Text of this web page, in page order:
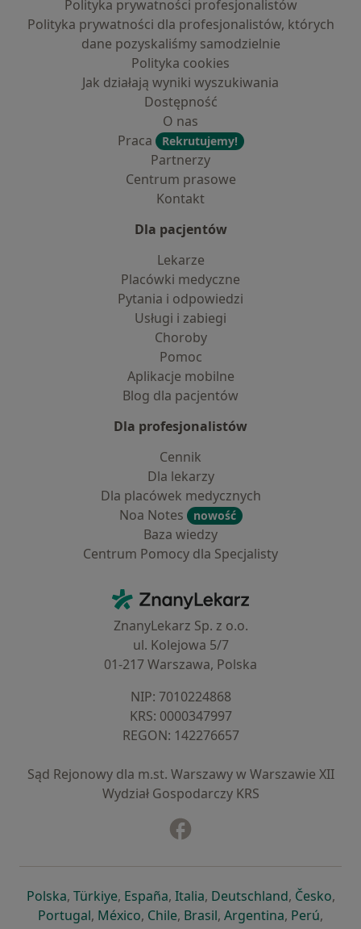
Polityka prywatności profesjonalistów
Polityka prywatności dla profesjonalistów, których
dane pozyskaliśmy samodzielnie
Polityka cookies
Jak działają wyniki wyszukiwania
Dostępność
O nas
Praca
Rekrutujemy!
Partnerzy
Centrum prasowe
Kontakt
Dla pacjentów
Lekarze
Placówki medyczne
Pytania i odpowiedzi
Usługi i zabiegi
Choroby
Pomoc
Aplikacje mobilne
Blog dla pacjentów
Dla profesjonalistów
Cennik
Dla lekarzy
Dla placówek medycznych
Noa Notes
nowość
Baza wiedzy
Centrum Pomocy dla Specjalisty
ZnanyLekarz - Strona główna
ZnanyLekarz Sp. z o.o.
ul. Kolejowa 5/7
01-217 Warszawa, Polska
NIP: ⁠7010224868
KRS: ⁠0000347997
REGON: ⁠142276657
Sąd Rejonowy dla m.st. Warszawy w Warszawie XII
Wydział Gospodarczy KRS
Polskaotwiera się w nowej karcie
, Türkiyeotwiera się w nowej karcie
, Españaotwiera się w nowej karcie
, Italiaotwiera się w nowej
, Deutschlandotwiera się
, Česko,
Portugalotwiera się w nowej karcie
, Méxicootwiera się w nowej karcie
, Chileotwiera się w nowej karcie
, Brasilotwiera się w nowej
, Argentinaotwiera się
, Perú,